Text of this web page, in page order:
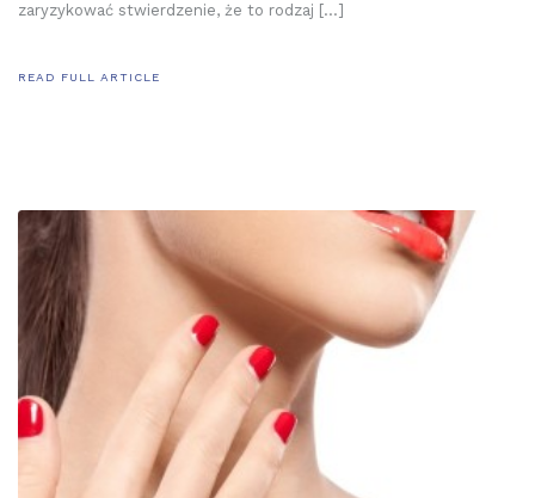
zaryzykować stwierdzenie, że to rodzaj […]
READ FULL ARTICLE